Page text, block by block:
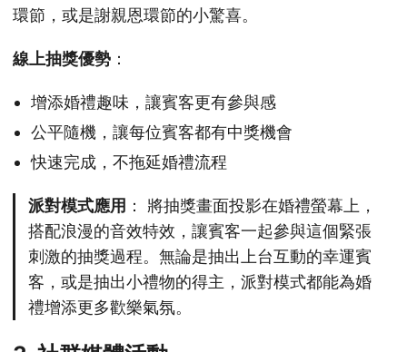
環節，或是謝親恩環節的小驚喜。
線上抽獎優勢 ：
增添婚禮趣味，讓賓客更有參與感
公平隨機，讓每位賓客都有中獎機會
快速完成，不拖延婚禮流程
派對模式應用 ： 將抽獎畫面投影在婚禮螢幕上，
搭配浪漫的音效特效，讓賓客一起參與這個緊張
刺激的抽獎過程。無論是抽出上台互動的幸運賓
客，或是抽出小禮物的得主，派對模式都能為婚
禮增添更多歡樂氣氛。